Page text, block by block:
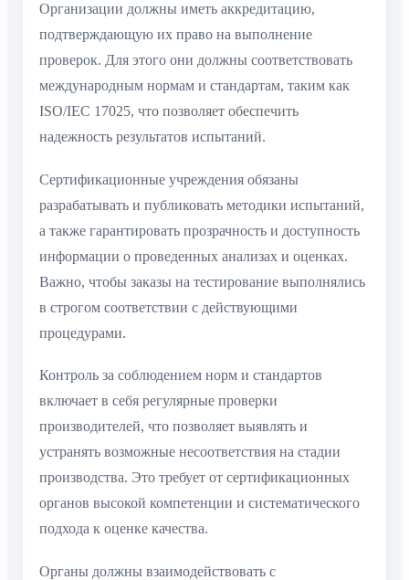
Организации должны иметь аккредитацию,
подтверждающую их право на выполнение
проверок. Для этого они должны соответствовать
международным нормам и стандартам, таким как
ISO/IEC 17025, что позволяет обеспечить
надежность результатов испытаний.
Сертификационные учреждения обязаны
разрабатывать и публиковать методики испытаний,
а также гарантировать прозрачность и доступность
информации о проведенных анализах и оценках.
Важно, чтобы заказы на тестирование выполнялись
в строгом соответствии с действующими
процедурами.
Контроль за соблюдением норм и стандартов
включает в себя регулярные проверки
производителей, что позволяет выявлять и
устранять возможные несоответствия на стадии
производства. Это требует от сертификационных
органов высокой компетенции и систематического
подхода к оценке качества.
Органы должны взаимодействовать с